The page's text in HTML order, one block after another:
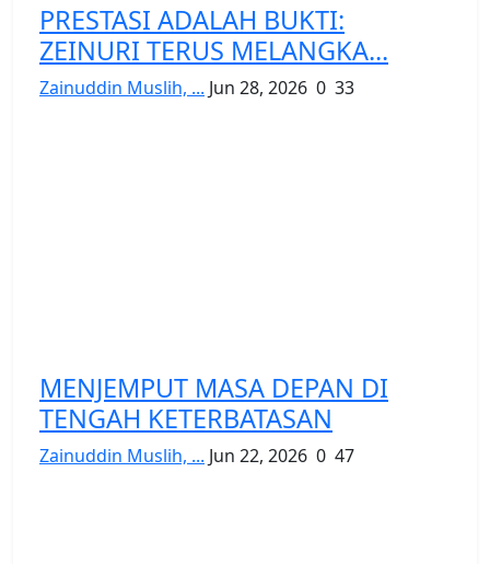
PRESTASI ADALAH BUKTI:
ZEINURI TERUS MELANGKA...
Zainuddin Muslih, ... Jun 28, 2026 0 33
MENJEMPUT MASA DEPAN DI
TENGAH KETERBATASAN
Zainuddin Muslih, ... Jun 22, 2026 0 47